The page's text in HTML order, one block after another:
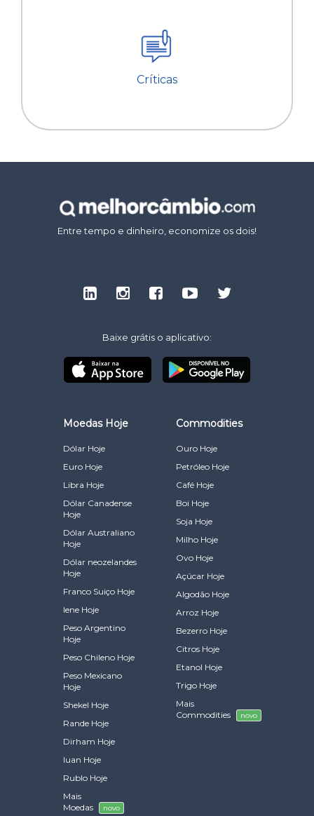
Críticas
Entre tempo e dinheiro, economize os dois!
Baixe grátis o aplicativo:
Moedas Hoje
Dólar Hoje
Euro Hoje
Libra Hoje
Dólar Canadense
Hoje
Dólar Australiano
Hoje
Dólar neozelandes
Hoje
Franco Suiço Hoje
Iene Hoje
Peso Argentino
Hoje
Peso Chileno Hoje
Peso Mexicano
Hoje
Shekel Hoje
Rande Hoje
Dirham Hoje
Iuan Hoje
Rublo Hoje
Mais
Moedas
novo
Commodities
Ouro Hoje
Petróleo Hoje
Café Hoje
Boi Hoje
Soja Hoje
Milho Hoje
Ovo Hoje
Açúcar Hoje
Algodão Hoje
Arroz Hoje
Bezerro Hoje
Citros Hoje
Etanol Hoje
Trigo Hoje
Mais
Commodities
novo